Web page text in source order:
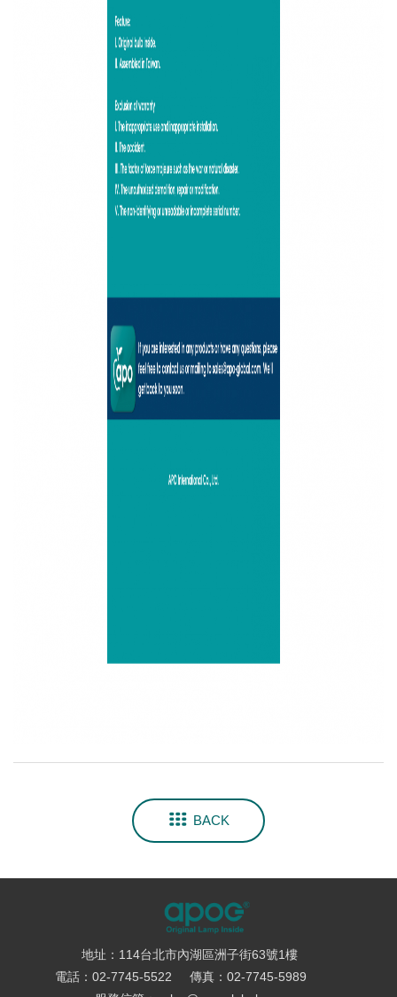
BACK
地址：114台北市內湖區洲子街63號1樓
電話：02-7745-5522
傳真：02-7745-5989